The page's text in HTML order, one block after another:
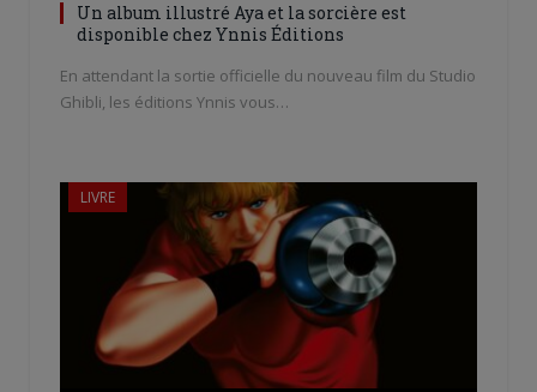
Un album illustré Aya et la sorcière est
disponible chez Ynnis Éditions
En attendant la sortie officielle du nouveau film du Studio
Ghibli, les éditions Ynnis vous…
LIVRE